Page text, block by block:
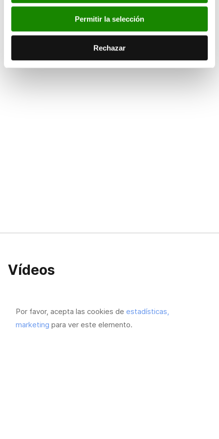
Permitir la selección
Rechazar
Vídeos
Por favor, acepta las cookies de estadísticas,
marketing para ver este elemento.